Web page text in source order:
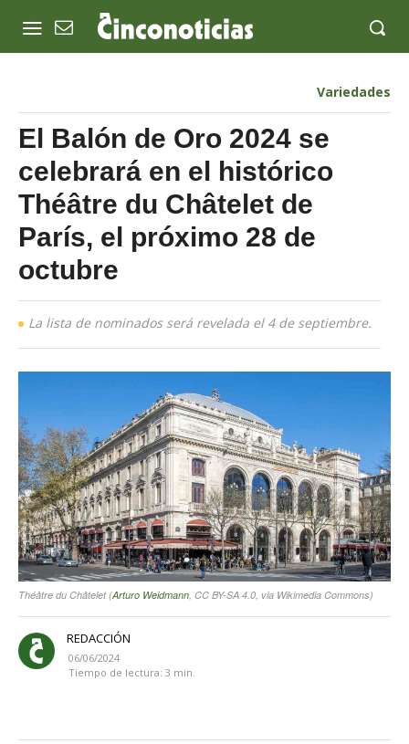
Variedades
El Balón de Oro 2024 se
celebrará en el histórico
Théâtre du Châtelet de
París, el próximo 28 de
octubre
La lista de nominados será revelada el 4 de septiembre.
Théâtre du Châtelet (Arturo Weidmann, CC BY-SA 4.0, via Wikimedia Commons)
REDACCIÓN
06/06/2024
Tiempo de lectura: 3 min.